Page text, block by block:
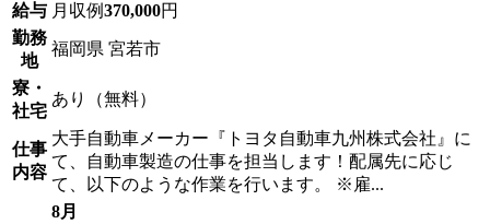
給与 月収例370,000円
勤務
地
福岡県 宮若市
寮・
社宅
あり（無料）
仕事
内容
大手自動車メーカー『トヨタ自動車九州株式会社』に
て、自動車製造の仕事を担当します！配属先に応じ
て、以下のような作業を行います。 ※雇...
8月